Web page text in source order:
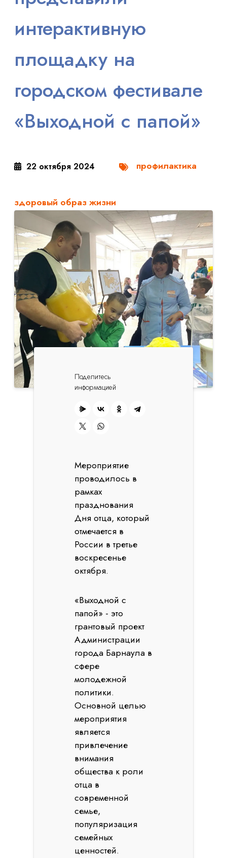
интерактивную
площадку на
городском фестивале
«Выходной с папой»
22 октября 2024 профилактика
здоровый образ жизни
Поделитесь
информацией
Мероприятие
проводилось в
рамках
празднования
Дня отца, который
отмечается в
России в третье
воскресенье
октября.
«Выходной с
папой» - это
грантовый проект
Администрации
города Барнаула в
сфере
молодежной
политики.
Основной целью
мероприятия
является
привлечение
внимания
общества к роли
отца в
современной
семье,
популяризация
семейных
ценностей.